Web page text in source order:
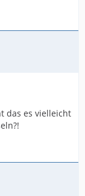
das es vielleicht